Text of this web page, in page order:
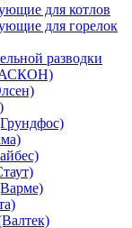
для котлов
для горелок
разводки